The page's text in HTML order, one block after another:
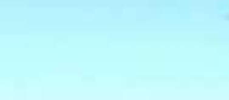
expérience sur mesure.